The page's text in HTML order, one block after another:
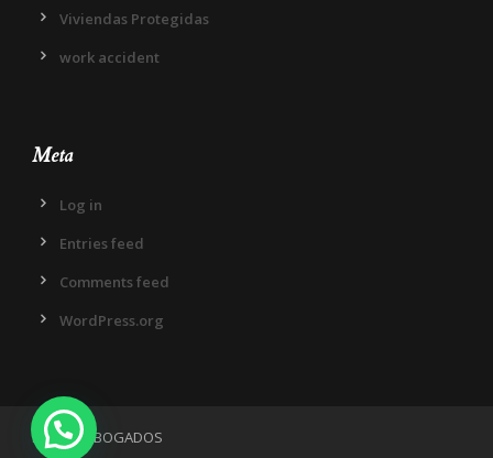
Viviendas Protegidas
work accident
Meta
Log in
Entries feed
Comments feed
WordPress.org
IN DIEM ABOGADOS